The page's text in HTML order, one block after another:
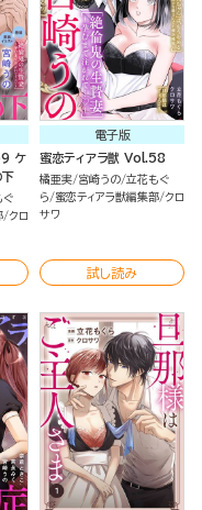
ケ
下
ぐ
クロ
電子版
蜜恋ティアラ獣 Vol.58
橘亜実 宮崎うの 立花もぐ
ら
蜜恋ティアラ獣編集部 クロ
サワ
試し読み